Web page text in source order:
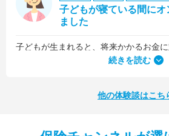
子どもが寝ている間にオ
ました
何より、とても親身になって対応してくださって大満足。うちと同じように子どもの将来の
続きを読む
他の体験談はこち